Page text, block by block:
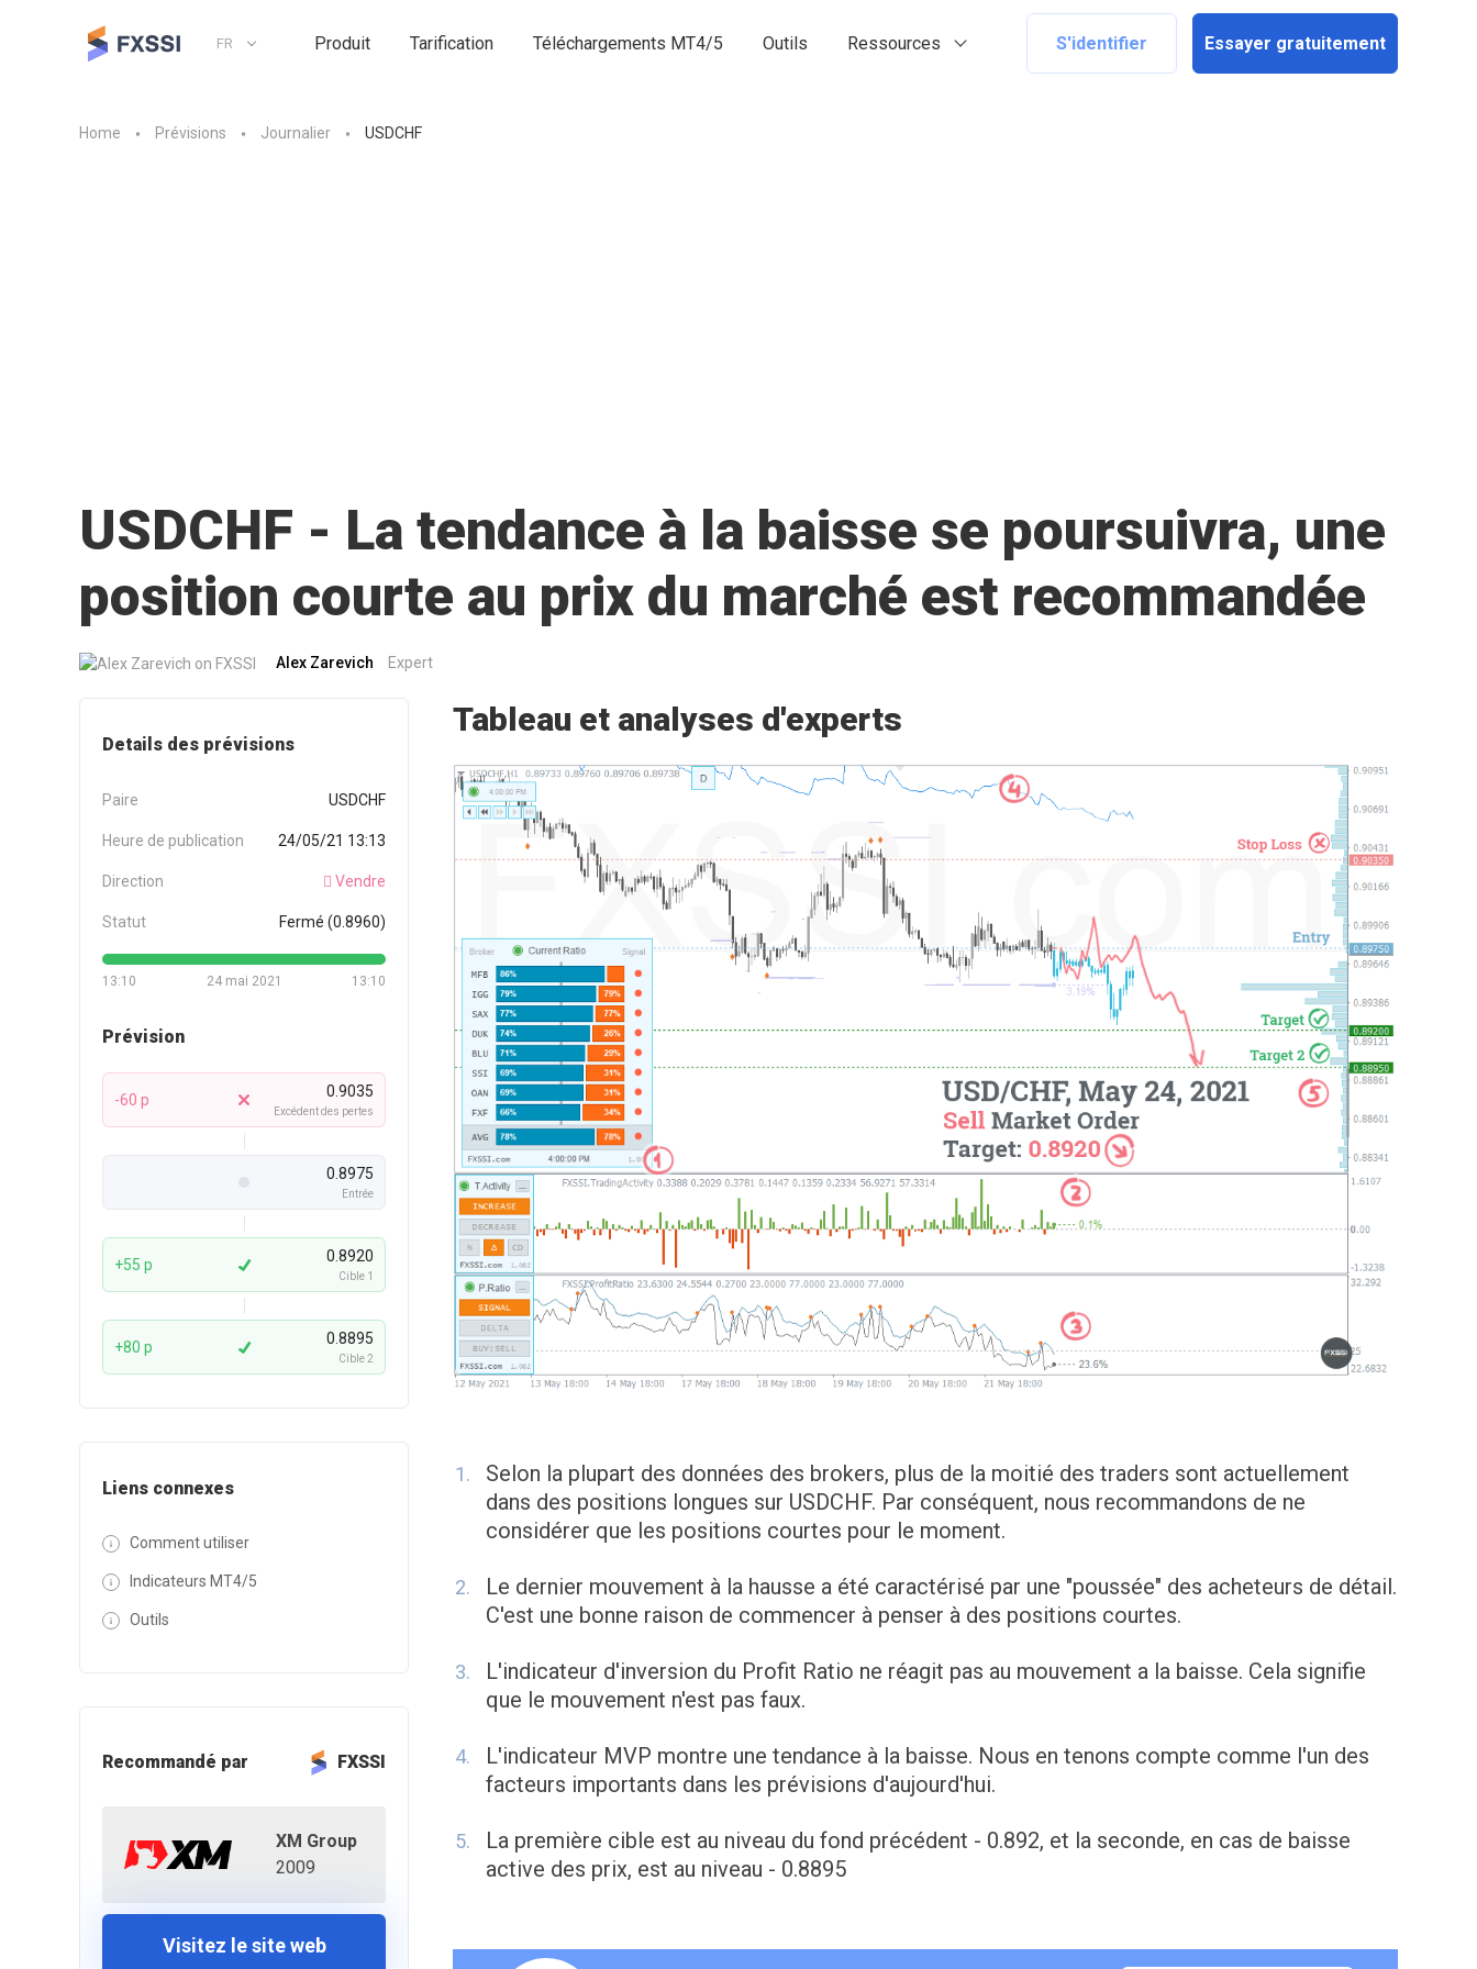
FR Produit Tarification Téléchargements MT4/5 Outils Ressources S'identifier Essayer gratuitement
Home Prévisions Journalier USDCHF
USDCHF - La tendance à la baisse se poursuivra, une
position courte au prix du marché est recommandée
Alex Zarevich Expert
Details des prévisions
Paire USDCHF
Heure de publication 24/05/21 13:13
Direction Vendre
Statut Fermé (0.8960)
13:10 13:10
24 mai 2021
Prévision
-60 p 0.9035
Excédent des pertes
0.8975
Entrée
+55 p 0.8920
Cible 1
+80 p 0.8895
Cible 2
Liens connexes
Comment utiliser
Indicateurs MT4/5
Outils
Recommandé par FXSSI
XM Group
2009
Visitez le site web
Tableau et analyses d'experts
Selon la plupart des données des brokers, plus de la moitié des traders sont actuellement
dans des positions longues sur USDCHF. Par conséquent, nous recommandons de ne
considérer que les positions courtes pour le moment.
Le dernier mouvement à la hausse a été caractérisé par une "poussée" des acheteurs de détail.
C'est une bonne raison de commencer à penser à des positions courtes.
L'indicateur d'inversion du Profit Ratio ne réagit pas au mouvement a la baisse. Cela signifie
que le mouvement n'est pas faux.
L'indicateur MVP montre une tendance à la baisse. Nous en tenons compte comme l'un des
facteurs importants dans les prévisions d'aujourd'hui.
La première cible est au niveau du fond précédent - 0.892, et la seconde, en cas de baisse
active des prix, est au niveau - 0.8895